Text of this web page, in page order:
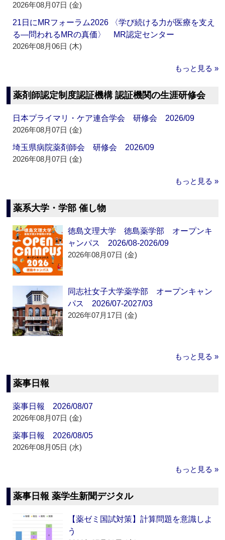
2026年08月07日 (金)
21日にMRフォーラム2026 〈学び続ける力が医療を支え
る―問われるMRの真価〉 MR認定センター
2026年08月06日 (木)
もっと見る »
薬剤師認定制度認証機構 認証機関の生涯研修会
日本プライマリ・ケア連合学会 研修会 2026/09
2026年08月07日 (金)
埼玉県病院薬剤師会 研修会 2026/09
2026年08月07日 (金)
もっと見る »
薬系大学・学部 催し物
徳島文理大学 徳島薬学部 オープンキ
ャンパス 2026/08-2026/09
2026年08月07日 (金)
同志社女子大学薬学部 オープンキャン
パス 2026/07-2027/03
2026年07月17日 (金)
もっと見る »
薬事日報
薬事日報 2026/08/07
2026年08月07日 (金)
薬事日報 2026/08/05
2026年08月05日 (水)
もっと見る »
薬事日報 薬学生新聞デジタル
【薬ゼミ国試対策】計算問題を意識しよ
う